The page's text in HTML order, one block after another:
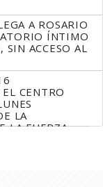
A ROSARIO
ÍNTIMO
SIN ACCESO AL
CENTRO
LA
LA FUERZA